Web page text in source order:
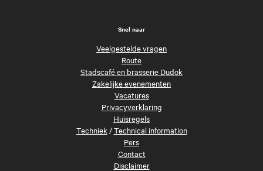
Snel naar
Veelgestelde vragen
Route
Stadscafé en brasserie Dudok
Zakelijke evenementen
Vacatures
Privacyverklaring
Huisregels
Techniek/Technical information
Pers
Contact
Disclaimer